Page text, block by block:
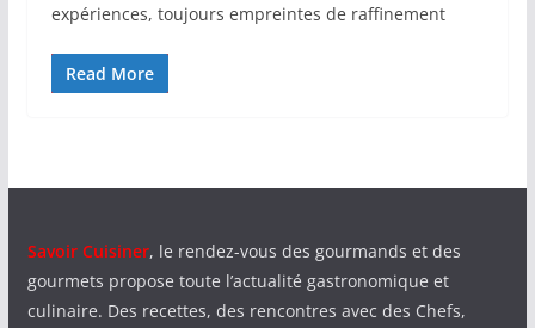
expériences, toujours empreintes de raffinement
Read More
Savoir Cuisiner, le rendez-vous des gourmands et des
gourmets propose toute l’actualité gastronomique et
culinaire. Des recettes, des rencontres avec des Chefs,